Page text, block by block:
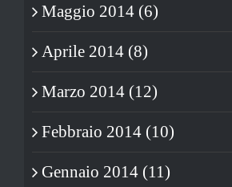
Maggio 2014 (6)
Aprile 2014 (8)
Marzo 2014 (12)
Febbraio 2014 (10)
Gennaio 2014 (11)